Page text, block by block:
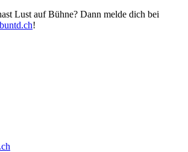
Lust auf Bühne? Dann melde dich bei
!